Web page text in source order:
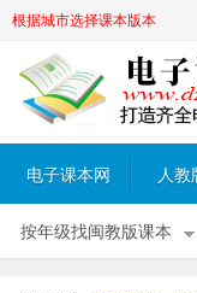
根据城市选择课本版本
电子课本网 人教
按年级找闽教版课本